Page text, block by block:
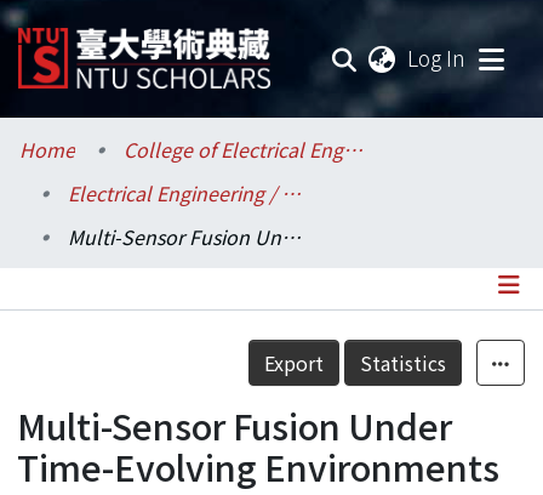
Log In
Communities & Collections
Research Outputs
Statistics
Home
College of Electrical Engineering and Computer Science / 電機資訊學院
Electrical Engineering / 電機工程學系
Multi-Sensor Fusion Under Time-Evolving Environments
Details
Export Statistics
Multi-Sensor Fusion Under
Time-Evolving Environments